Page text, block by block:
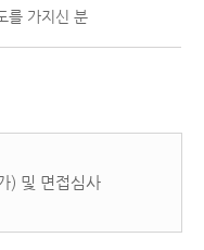
를 가지신 분
) 및 면접심사